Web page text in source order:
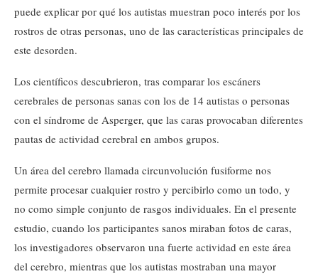
puede explicar por qué los autistas muestran poco interés por los
rostros de otras personas, uno de las características principales de
este desorden.
Los científicos descubrieron, tras comparar los escáners
cerebrales de personas sanas con los de 14 autistas o personas
con el síndrome de Asperger, que las caras provocaban diferentes
pautas de actividad cerebral en ambos grupos.
Un área del cerebro llamada circunvolución fusiforme nos
permite procesar cualquier rostro y percibirlo como un todo, y
no como simple conjunto de rasgos individuales. En el presente
estudio, cuando los participantes sanos miraban fotos de caras,
los investigadores observaron una fuerte actividad en este área
del cerebro, mientras que los autistas mostraban una mayor